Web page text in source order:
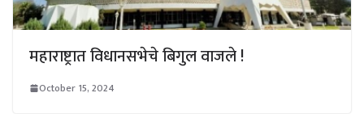
महाराष्ट्रात विधानसभेचे बिगुल वाजले !
October 15, 2024